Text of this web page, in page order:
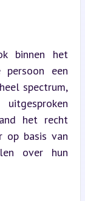
binnen het
persoon een
spectrum,
het recht
op basis van
over hun